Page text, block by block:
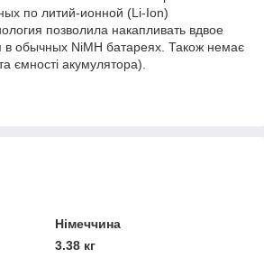
по литий-ионной (Li-Ion)
позволила накапливать вдвое
обычных NiMH батареях. Також немає
ємності акумулятора).
Німеччина
3.38 кг